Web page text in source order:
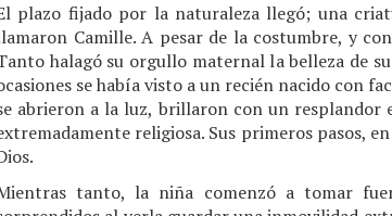
plazo fijado por la naturaleza llegó; una
Camille. A pesar de la costumbre, y
halagó su orgullo maternal la belleza de
se había visto a un recién nacido con
abrieron a la luz, brillaron con un resplandor
religiosa. Sus primeros pasos,
tanto, la niña comenzó a tomar